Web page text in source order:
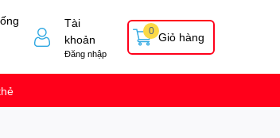
Tài
khoản
Đăng nhập
Giỏ hàng
0